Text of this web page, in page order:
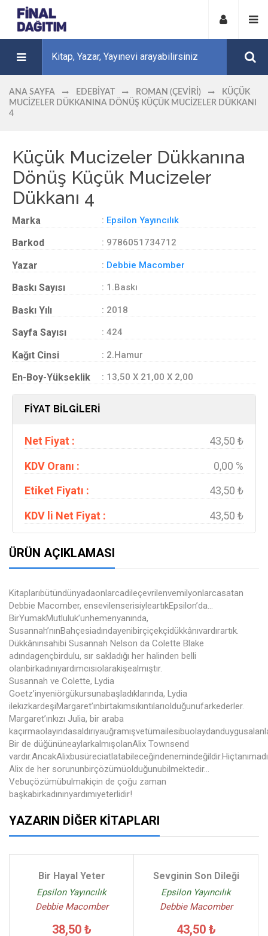
ANA SAYFA EDEBIYAT ROMAN (ÇEVIRI)
KÜÇÜK
MUCIZELER DÜKKANINA DÖNÜŞ KÜÇÜK MUCIZELER DÜKKANI
4
Küçük Mucizeler Dükkanına
Dönüş Küçük Mucizeler
Dükkanı 4
Marka : Epsilon Yayıncılık
Barkod : 9786051734712
Yazar : Debbie Macomber
Baskı Sayısı : 1.Baskı
Baskı Yılı : 2018
Sayfa Sayısı : 424
Kağıt Cinsi : 2.Hamur
En-Boy-Yükseklik : 13,50 X 21,00 X 2,00
FİYAT BİLGİLERİ
Net Fiyat :
43,50 ₺
KDV Oranı :
0,00 %
Etiket Fiyatı :
43,50 ₺
KDV li Net Fiyat :
43,50 ₺
ÜRÜN AÇIKLAMASI
Kitaplarıbütündünyadaonlarcadileçevrilenvemilyonlarcasatan
Debbie Macomber, ensevilenserisiyleartıkEpsilon’da...
BirYumakMutluluk’unhemenyanında,
Susannah’nınBahçesiadındayenibirçiçekçidükkânıvardırartık.
Dükkânınsahibi Susannah Nelson da Colette Blake
adındagençbirdulu, sır sakladığı her halinden belli
olanbirkadınıyardımcısıolarakişealmıştır.
Susannah ve Colette, Lydia
Goetz’inyeniörgükursunabaşladıklarında, Lydia
ilekızkardeşiMargaret’ınbirtakımsıkıntılarıolduğunufarkederler.
Margaret’ınkızı Julia, bir araba
Bir de düğününeaylarkalmışolanAlix Townsend
Alix de her sorununbirçözümüolduğunubilmektedir…
Vebuçözümübulmakiçin de çoğu zaman
başkabirkadınınyardımıyeterlidir!
YAZARIN DIĞER KITAPLARI
Bir Hayal Yeter
Epsilon Yayıncılık
Debbie Macomber
38,50 ₺
Sevginin Son Dileği
Epsilon Yayıncılık
Debbie Macomber
43,50 ₺